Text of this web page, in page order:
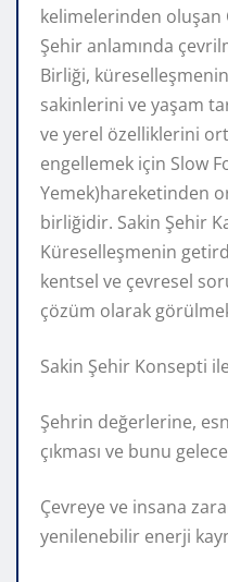
kelimelerinden oluşan
Şehir anlamında
Birliği,
sakinlerini ve yaşam
ve yerel özelliklerini
engellemek için Slow
Yemek)hareketinden
birliğidir. Sakin Şehir
Küreselleşmenin
kentsel ve çevresel
çözüm olarak
Sakin Şehir Konsepti
Şehrin değerlerine,
çıkması ve bunu
Çevreye ve insana
yenilenebilir enerji